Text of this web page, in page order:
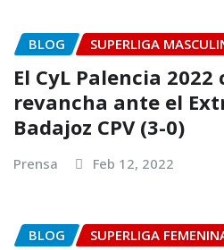
BLOG SUPERLIGA
El CyL Palencia 2022
revancha ante el
Badajoz CPV (3-0)
Prensa Feb 12, 2022
BLOG
SUPERLIGA